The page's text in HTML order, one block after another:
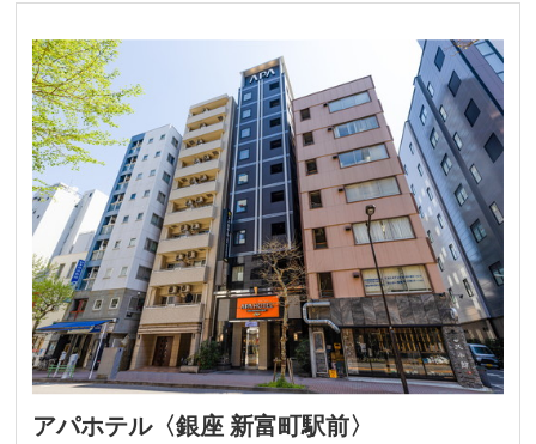
アパホテル〈銀座 新富町駅前〉